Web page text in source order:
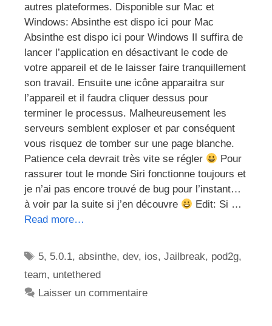
autres plateformes. Disponible sur Mac et
Windows: Absinthe est dispo ici pour Mac
Absinthe est dispo ici pour Windows Il suffira de
lancer l’application en désactivant le code de
votre appareil et de le laisser faire tranquillement
son travail. Ensuite une icône apparaitra sur
l’appareil et il faudra cliquer dessus pour
terminer le processus. Malheureusement les
serveurs semblent exploser et par conséquent
vous risquez de tomber sur une page blanche.
Patience cela devrait très vite se régler
Pour
rassurer tout le monde Siri fonctionne toujours et
je n’ai pas encore trouvé de bug pour l’instant…
à voir par la suite si j’en découvre
Edit: Si …
Read more…
Étiquettes
5, 5.0.1,absinthe,dev, ios,Jailbreak, pod2g,
team, untethered
Laisser un commentaire